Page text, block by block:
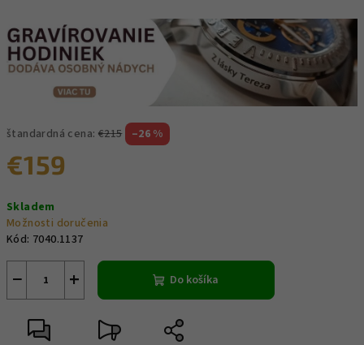
štandardná cena: €215 –26 %
€159
cena:
Skladem
Možnosti doručenia
Kód: 7040.1137
+
− Do košíka